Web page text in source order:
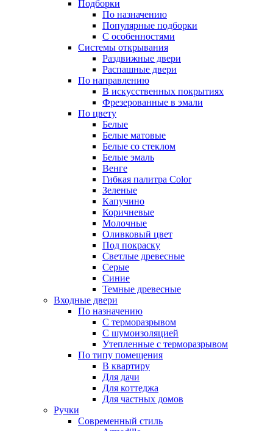
Подборки
По назначению
Популярные подборки
С особенностями
Системы открывания
Раздвижные двери
Распашные двери
По направлению
В искусственных покрытиях
Фрезерованные в эмали
По цвету
Белые
Белые матовые
Белые со стеклом
Белые эмаль
Венге
Гибкая палитра Color
Зеленые
Капучино
Коричневые
Молочные
Оливковый цвет
Под покраску
Светлые древесные
Серые
Синие
Темные древесные
Входные двери
По назначению
С терморазрывом
С шумоизоляцией
Утепленные с терморазрывом
По типу помещения
В квартиру
Для дачи
Для коттеджа
Для частных домов
Ручки
Современный стиль